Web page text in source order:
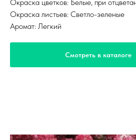
Окраска цветков: Белые, при
Окраска листьев: Светло-зеленые
Аромат: Легкий
Смотреть в каталоге